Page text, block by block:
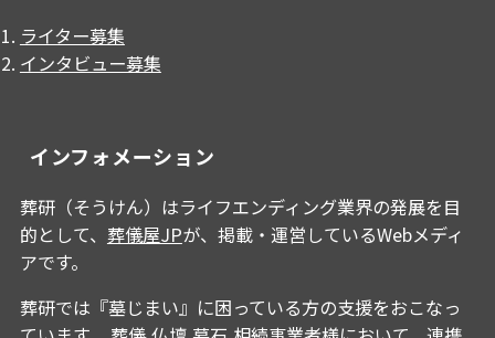
ライター募集
インタビュー募集
インフォメーション
葬研（そうけん）はライフエンディング業界の発展を目
的として、 葬儀屋JPが、掲載・運営しているWebメディ
アです。
葬研では『墓じまい』に困っている方の支援をおこなっ